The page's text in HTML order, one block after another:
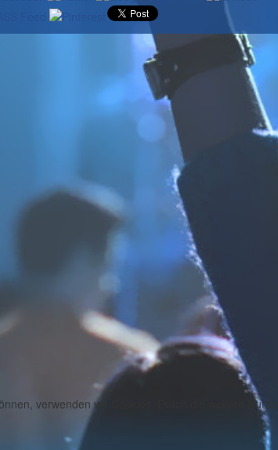
verwenden wir Cookies. Durch die weitere